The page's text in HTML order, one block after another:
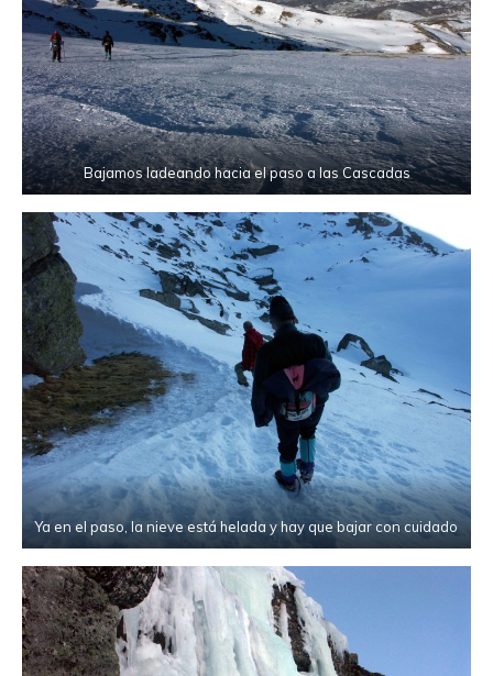
Bajamos ladeando hacia el paso a las Cascadas
Ya en el paso, la nieve está helada y hay que bajar con cuidado